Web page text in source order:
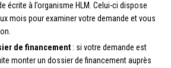
écrite à l’organisme HLM. Celui-ci dispose
mois pour examiner votre demande et vous
de financement : si votre demande est
monter un dossier de financement auprès